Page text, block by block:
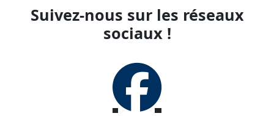
Suivez-nous sur les réseaux
sociaux !